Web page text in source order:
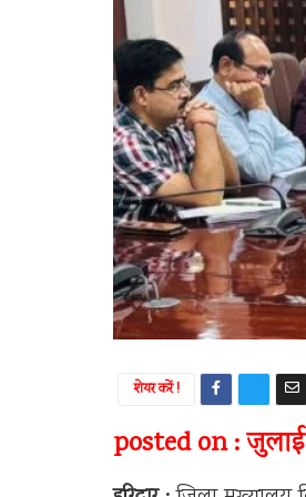
शेयर करें !
posted on : जुलाई